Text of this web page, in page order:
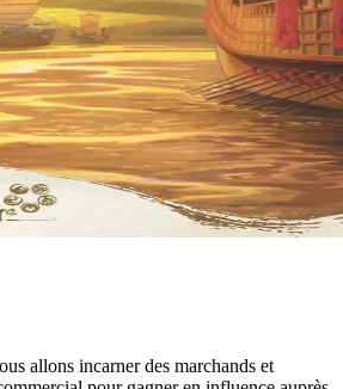
allons incarner des marchands et